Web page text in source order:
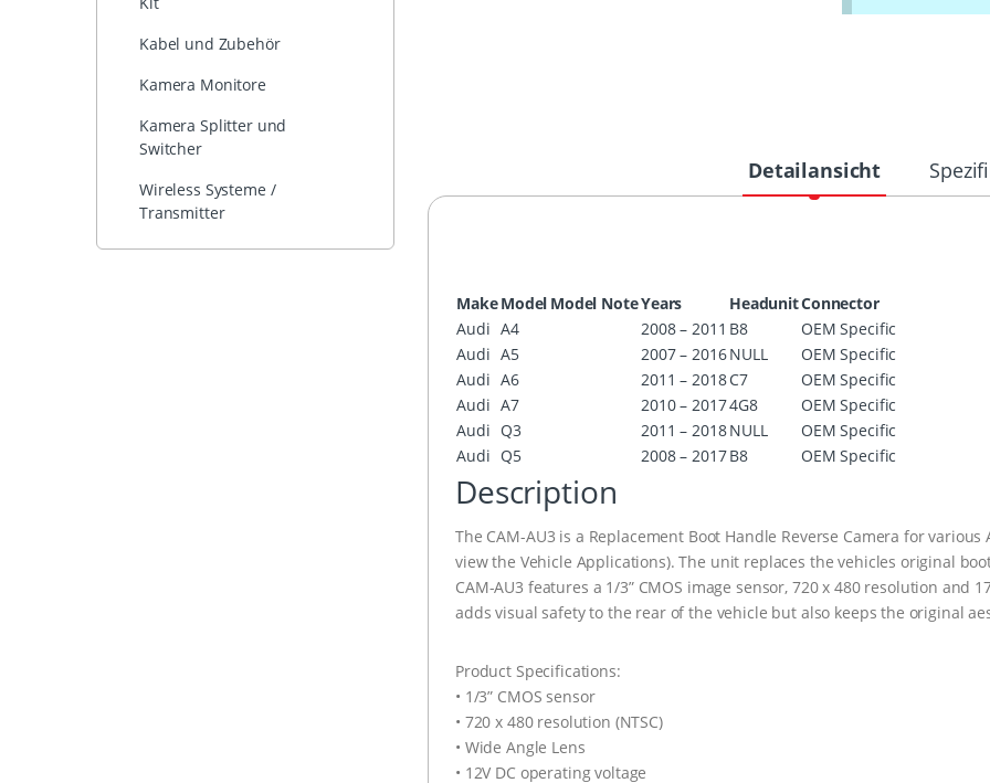
Kabel und Zubehör
Kamera Monitore
Kamera Splitter und
Switcher
Wireless Systeme /
Transmitter
Detailansicht
MakeModel Model NoteYears HeadunitConnector
Audi A4 2008 – 2011 B8
OEM Specific
Audi A5 2007 – 2016NULL
OEM Specific
Audi A6 2011 – 2018C7
OEM Specific
Audi A7 2010 – 20174G8
OEM Specific
Audi Q3 2011 – 2018NULL
OEM Specific
Audi Q5 2008 – 2017B8 OEM Specific
Description
The CAM-AU3 is a Replacement Boot Handle Reverse Camera for
view the Vehicle Applications). The unit replaces the vehicles original
CAM-AU3 features a 1/3” CMOS image sensor, 720 x 480 resolution
adds visual safety to the rear of the vehicle but also keeps the original
Product Specifications:
• 1/3” CMOS sensor
• 720 x 480 resolution (NTSC)
• Wide Angle Lens
• 12V DC operating voltage